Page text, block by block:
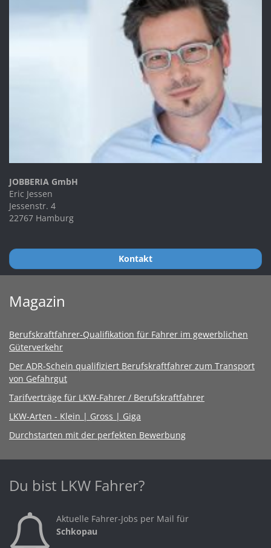
JOBBERIA GmbH
Eric Jessen
Jessenstr. 4
22767 Hamburg
Kontakt
Magazin
Berufskraftfahrer-Qualifikation für Fahrer im gewerblichen
Güterverkehr
Der ADR-Schein qualifiziert Berufskraftfahrer zum Transport
von Gefahrgut
Tarifverträge für LKW-Fahrer / Berufskraftfahrer
LKW-Arten - Klein | Gross | Giga
Durchstarten mit der perfekten Bewerbung
Du bist LKW Fahrer?
Aktuelle Fahrer-Jobs per Mail für
Schkopau